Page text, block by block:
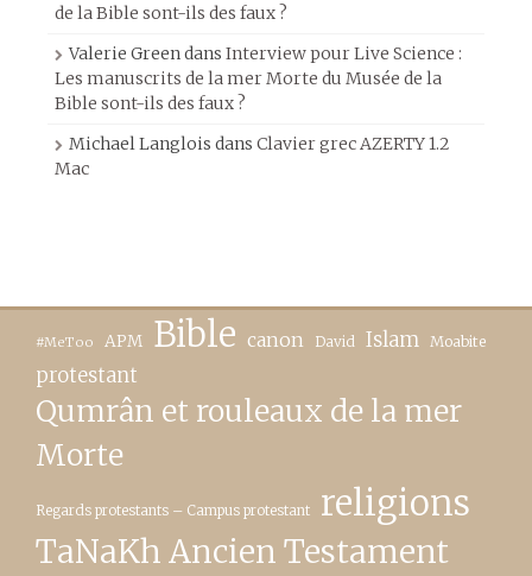
de la Bible sont-ils des faux ?
Valerie Greendans Interview pour Live Science :
Les manuscrits de la mer Morte du Musée de la
Bible sont-ils des faux ?
Michael Langlois dans Clavier grec AZERTY 1.2
Mac
#MeToo APM Bible canon David Islam Moabite
protestant
Qumrân et rouleaux de la mer
Morte
Regards protestants – Campus protestant religions
TaNaKh Ancien Testament